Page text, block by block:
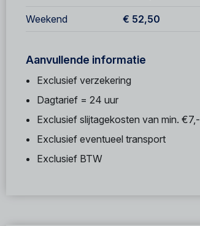
Weekend € 52,50
Aanvullende informatie
Exclusief verzekering
Dagtarief = 24 uur
Exclusief slijtagekosten van min. €7,-
Exclusief eventueel transport
Exclusief BTW